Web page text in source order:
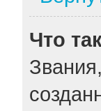
Что